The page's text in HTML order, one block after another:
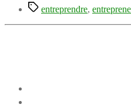
Étiquettes
entreprendre,